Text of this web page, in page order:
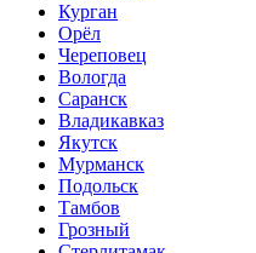
Курган
Орёл
Череповец
Вологда
Саранск
Владикавказ
Якутск
Мурманск
Подольск
Тамбов
Грозный